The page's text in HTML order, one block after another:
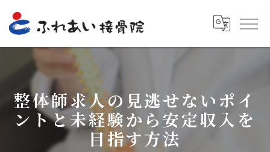
整体師求人の見逃せないポイ
ントと未経験から安定収入を
目指す方法